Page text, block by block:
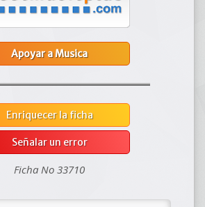
Apoyar a Musica
Enriquecer la ficha
Señalar un error
Ficha No 33710